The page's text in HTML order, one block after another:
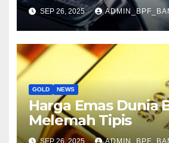
SEP 26, 2025
GOLD NEWS
Harga Emas Dunia
Melemah Tipis
SEP 26, 2025